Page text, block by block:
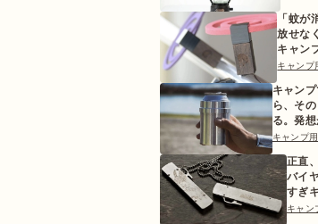
「蚊
放せな
キャン
線香ホ
キャンプ
キャン
ら、そ
る。発
ア【目利
キャンプ
正直
バイ
すぎ
【
キャン